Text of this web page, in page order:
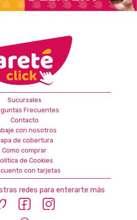
Sucursales
Frecuentes
Contacto
con nosotros
de cobertura
Como comprar
de Cookies
con tarjetas
redes para enterarte más